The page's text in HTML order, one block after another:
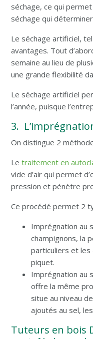
séchage, ce qui
séchage qui
Le séchage artificiel,
avantages. Tout
semaine au lieu de
une grande flexibilité
Le séchage artificiel
l’année, puisque
3.
On distingue 2
Letraitement en
vide d’air qui permet
pression et pénètre
Ce procédé permet 2
Imprégnation au
champignons, la
particuliers et les
piquet.
Imprégnation au
offre la même
situe au niveau
ajoutés au sel,
Tuteurs en bois